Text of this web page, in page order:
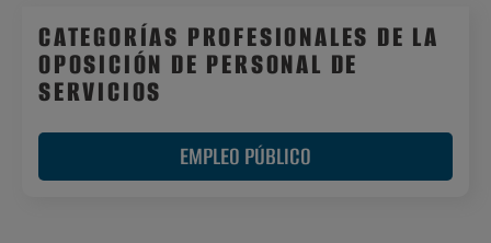
CATEGORÍAS PROFESIONALES DE LA
OPOSICIÓN DE PERSONAL DE
SERVICIOS
EMPLEO PÚBLICO